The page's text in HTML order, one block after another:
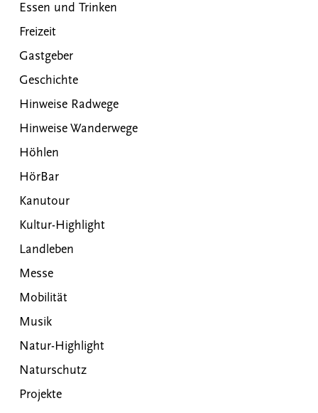
Essen und Trinken
Freizeit
Gastgeber
Geschichte
Hinweise Radwege
Hinweise Wanderwege
Höhlen
HörBar
Kanutour
Kultur-Highlight
Landleben
Messe
Mobilität
Musik
Natur-Highlight
Naturschutz
Projekte